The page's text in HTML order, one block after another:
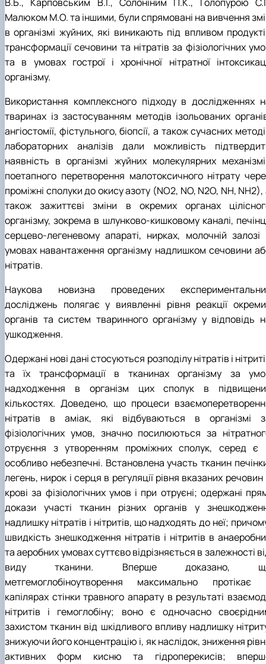
В.Б., Карповським В.І., Солоніним П.К., Голопурою
Малюком М.О. та іншими, були спрямовані на вивчення
в організмі жуйних, які виникають під впливом
трансформації сечовини та нітратів за фізіологічних
та в умовах гострої і хронічної нітратної
організму.
Використання комплексного підходу в дослідженнях
тваринах із застосуванням методів ізольованих
ангіостомії, фістульного, біопсії, а також сучасних
лабораторних аналізів дали можливість
наявність в організмі жуйних молекулярних
поетапного перетворення малотоксичного нітрату
проміжні сполуки до окису азоту (NO2, NO, N2O, NН, NН2),
також зажиттєві зміни в окремих органах
організму, зокрема в шлунково-кишковому каналі,
серцево-легеневому апараті, нирках, молочній залозі
умовах навантаження організму надлишком сечовини
нітратів.
Наукова новизна проведених
досліджень полягає у виявленні рівня реакції
органів та систем тваринного організму у відповідь
ушкодження.
Одержані нові дані стосуються розподілу нітратів i
та їх трансформації в тканинах організму за
надходження в організм цих сполук в
кількостях. Доведено, що процеси
нітратів в аміак, які відбуваються в організмі
фізіологічних умов, значно посилюються за
отруєння з утворенням проміжних сполук, серед є
особливо небезпечні. Встановлена участь тканин
легень, нирок i серця в регуляції рівня вказаних речовин
крові за фізіологічних умов і при отруєні; одержані
докази участі тканин різних органів у
надлишку нітратів i нітритів, що надходять до неї;
швидкість знешкодження нітратів i нітритів в
та аеробних умовах суттєво відрізняється в залежності
виду тканини. Вперше доказано,
метгемоглобіноутворення максимально протікає
капілярах стінки травного апарату в результаті
нітритів і гемоглобіну; воно є одночасно
захистом тканин від шкідливого впливу надлишку
знижуючи його концентрацію і, як наслідок, зниження
активних форм кисню та гiдроперекисiв;